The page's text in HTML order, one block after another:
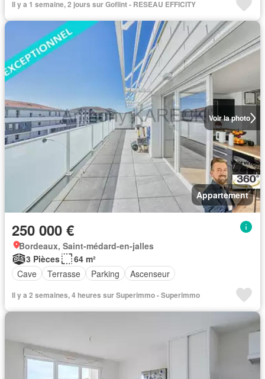
Il y a 1 semaine, 2 jours sur Goflint - RESEAU EFFICITY
Voir la photo
Appartement
250 000 €
Bordeaux, Saint-médard-en-jalles
3 Pièces
64 m²
Cave
Terrasse Parking Ascenseur
Il y a 2 semaines, 4 heures sur Superimmo - Superimmo